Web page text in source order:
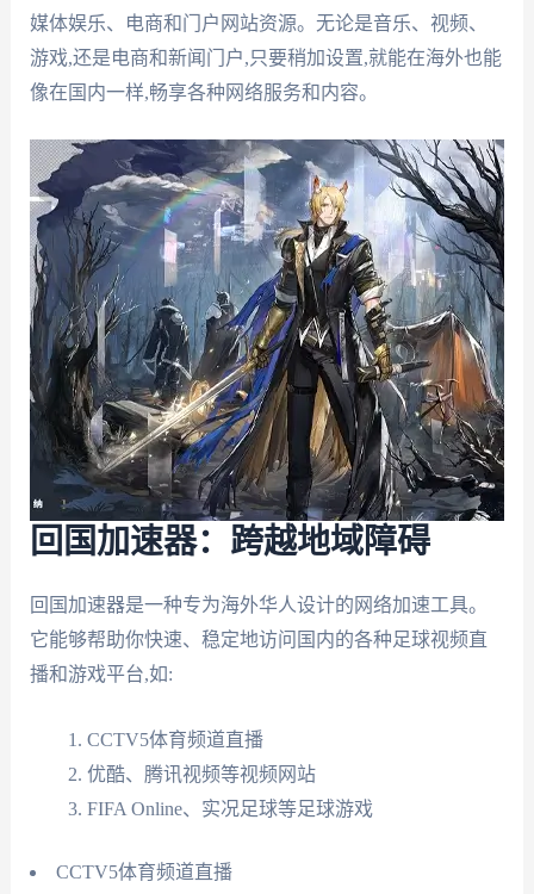
媒体娱乐、电商和门户网站资源。无论是音乐、视频、
游戏,还是电商和新闻门户,只要稍加设置,就能在海外也能
像在国内一样,畅享各种网络服务和内容。
回国加速器：跨越地域障碍
回国加速器是一种专为海外华人设计的网络加速工具。
它能够帮助你快速、稳定地访问国内的各种足球视频直
播和游戏平台,如:
CCTV5体育频道直播
优酷、腾讯视频等视频网站
FIFA Online、实况足球等足球游戏
CCTV5体育频道直播